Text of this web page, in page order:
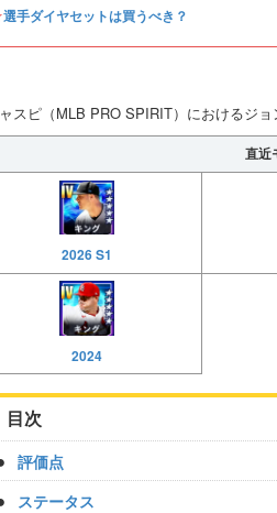
選手ダイヤセットは買うべき？
スピ（MLB PRO SPIRIT）におけるジョ
直近
2026 S1
2024
目次
評価点
ステータス